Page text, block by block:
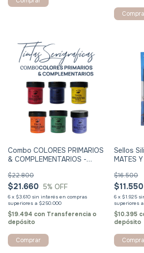
Combo COLORES PRIMARIOS
& COMPLEMENTARIOS -
$21.660
$22.800
5% OFF
6 x $3.610 sin interés
$19.494 con Transferencia o
depósito
Sellos
MATES
$11.550
$16.500
6 x $1.925
$10.395
depósito